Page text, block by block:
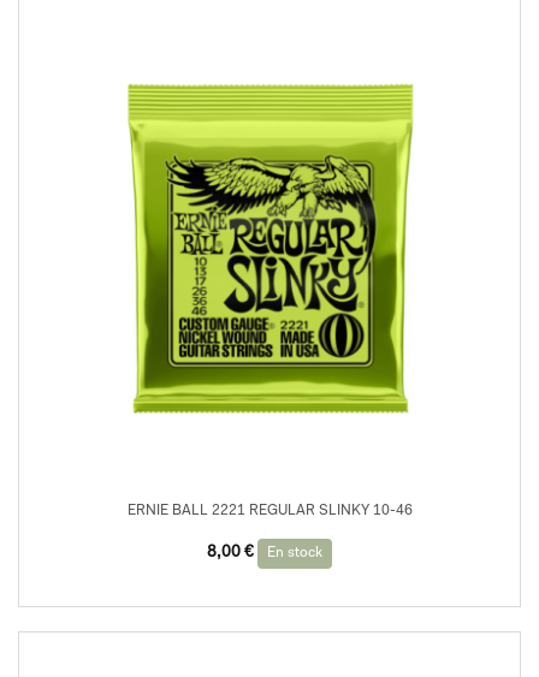
ERNIE BALL 2221 REGULAR SLINKY 10-46
8,00 € En stock